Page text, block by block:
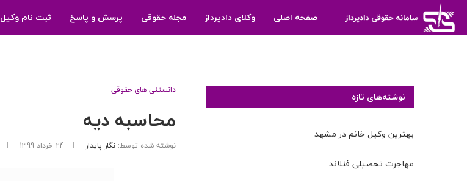
صفحه اصلی وکلای دادپرداز مجله حقوقی پرسش و پاسخ ثبت نام وکیل
دانستنی های حقوقی
محاسبه دیه
نوشته شده توسط:نگار پایدار 24 خرداد 1399
نوشته‌های تازه
بهترین وکیل خانم در مشهد
مهاجرت تحصیلی فنلاند